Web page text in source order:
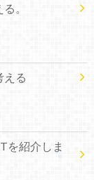
。
える
を紹介しま